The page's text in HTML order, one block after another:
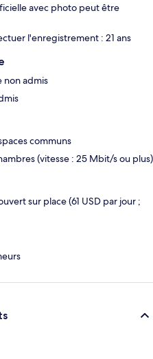
avec photo peut être
l'enregistrement : 21 ans
non admis
communs
(vitesse : 25 Mbit/s ou plus)
sur place (61 USD par jour ;